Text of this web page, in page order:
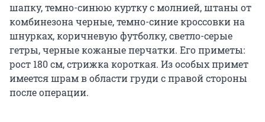
шапку, темно-синюю куртку с молнией, штаны от
комбинезона черные, темно-синие кроссовки на
шнурках, коричневую футболку, светло-серые
гетры, черные кожаные перчатки. Его приметы:
рост 180 см, стрижка короткая. Из особых примет
имеется шрам в области груди с правой стороны
после операции.